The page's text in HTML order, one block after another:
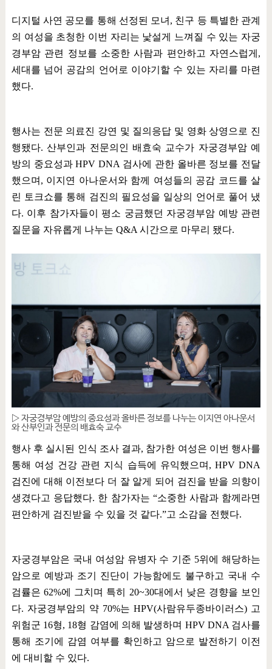
디지털 사연 공모를 통해 선정된 모녀 , 친구 등 특별한 관계
의 여성을 초청한 이번 자리는 낯설게 느껴질 수 있는 자궁
경부암 관련 정보를 소중한 사람과 편안하고 자연스럽게 ,
세대를 넘어 공감의 언어로 이야기할 수 있는 자리를 마련
했다.
행사는 전문 의료진 강연 및 질의응답 및 영화 상영으로 진
행됐다.산부인과 전문의인 배효숙 교수가 자궁경부암 예
방의 중요성과HPV DNA 검사에 관한 올바른 정보를 전달
했으며 , 이지연 아나운서와 함께 여성들의 공감 코드를 살
린 토크쇼를 통해 검진의 필요성을 일상의 언어로 풀어 냈
다. 이후 참가자들이 평소 궁금했던 자궁경부암 예방 관련
질문을 자유롭게 나누는 Q&A 시간으로 마무리 됐다.
▷ 자궁경부암 예방의 중요성과 올바른 정보를 나누는 이지연 아나운서
와 산부인과 전문의 배효숙 교수
행사 후 실시된 인식 조사 결과, 참가한 여성은 이번 행사를
통해 여성 건강 관련 지식 습득에 유익했으며 , HPV DNA
검진에 대해 이전보다 더 잘 알게 되어 검진을 받을 의향이
생겼다고 응답했다. 한 참가자는 “소중한 사람과 함께라면
편안하게 검진받을 수 있을 것 같다.”고 소감을 전했다.
자궁경부암은 국내 여성암 유병자 수 기준 5위에 해당하는
암으로 예방과 조기 진단이 가능함에도 불구하고 국내 수
검률은62%에 그치며 특히 20~30대에서 낮은 경향을 보인
다. 자궁경부암의 약 70%는HPV(사람유두종바이러스) 고
위험군 16형, 18형 감염에 의해 발생하며 HPV DNA 검사를
통해 조기에 감염 여부를 확인하고 암으로 발전하기 이전
에 대비할 수 있다.